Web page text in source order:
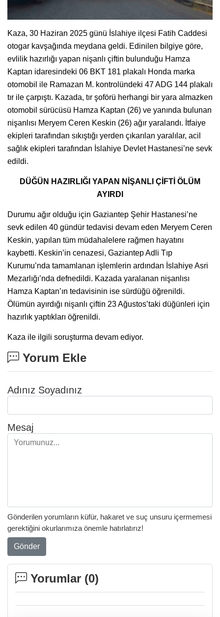
Kaza, 30 Haziran 2025 günü İslahiye ilçesi Fatih Caddesi
otogar kavşağında meydana geldi. Edinilen bilgiye göre,
evlilik hazırlığı yapan nişanlı çiftin bulunduğu Hamza
Kaptan idaresindeki 06 BKT 181 plakalı Honda marka
otomobil ile Ramazan M. kontrolündeki 47 ADG 144 plakalı
tır ile çarpıştı. Kazada, tır şoförü herhangi bir yara almazken
otomobil sürücüsü Hamza Kaptan (26) ve yanında bulunan
nişanlısı Meryem Ceren Keskin (26) ağır yaralandı. İtfaiye
ekipleri tarafından sıkıştığı yerden çıkarılan yaralılar, acil
sağlık ekipleri tarafından İslahiye Devlet Hastanesi’ne sevk
edildi.
DÜĞÜN HAZIRLIĞI YAPAN NİŞANLI ÇİFTİ ÖLÜM
AYIRDI
Durumu ağır olduğu için Gaziantep Şehir Hastanesi’ne
sevk edilen 40 gündür tedavisi devam eden Meryem Ceren
Keskin, yapılan tüm müdahalelere rağmen hayatını
kaybetti. Keskin’in cenazesi, Gaziantep Adli Tıp
Kurumu’nda tamamlanan işlemlerin ardından İslahiye Asri
Mezarlığı’nda defnedildi. Kazada yaralanan nişanlısı
Hamza Kaptan’ın tedavisinin ise sürdüğü öğrenildi.
Ölümün ayırdığı nişanlı çiftin 23 Ağustos’taki düğünleri için
hazırlık yaptıkları öğrenildi.
Kaza ile ilgili soruşturma devam ediyor.
Yorum Ekle
Adınız Soyadınız
Mesaj
Gönderilen yorumların küfür, hakaret ve suç unsuru içermemesi
gerektiğini okurlarımıza önemle hatırlatırız!
Gönder
Yorumlar (0)